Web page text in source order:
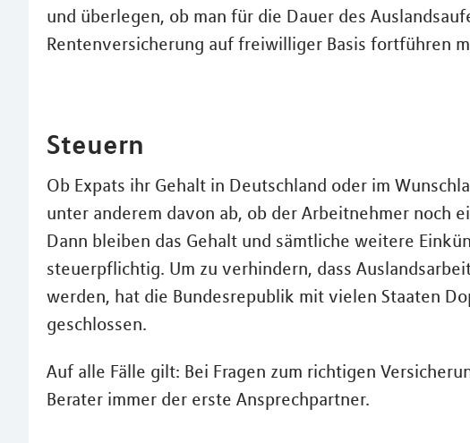
und überlegen, ob man für die Dauer des
Rentenversicherung auf freiwilliger Basis fortführen
Steuern
Ob Expats ihr Gehalt in Deutschland oder im
unter anderem davon ab, ob der Arbeitnehmer noch
Dann bleiben das Gehalt und sämtliche weitere
steuerpflichtig. Um zu verhindern, dass
werden, hat die Bundesrepublik mit vielen Staaten
geschlossen.
Auf alle Fälle gilt: Bei Fragen zum richtigen
Berater immer der erste Ansprechpartner.